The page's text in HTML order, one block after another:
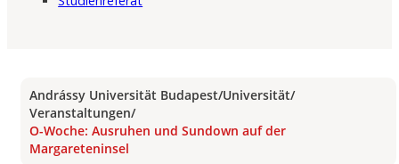
Andrássy Universität Budapest/Universität/
Veranstaltungen/
O-Woche: Ausruhen und Sundown auf der
Margareteninsel